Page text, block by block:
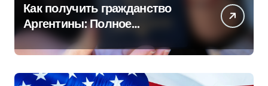
Как получить гражданство
Аргентины: Полное
руководство